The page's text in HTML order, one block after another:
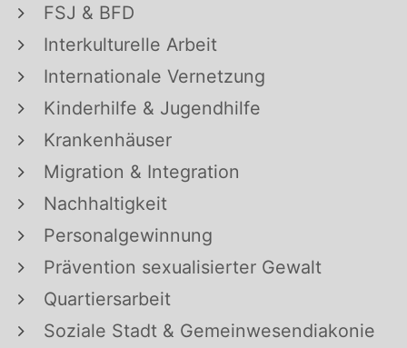
FSJ & BFD
Interkulturelle Arbeit
Internationale Vernetzung
Kinderhilfe & Jugendhilfe
Krankenhäuser
Migration & Integration
Nachhaltigkeit
Personalgewinnung
Prävention sexualisierter Gewalt
Quartiersarbeit
Soziale Stadt & Gemeinwesendiakonie